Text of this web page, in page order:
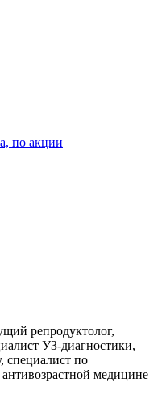
по акции
репродуктолог,
УЗ-диагностики,
специалист по
медицине